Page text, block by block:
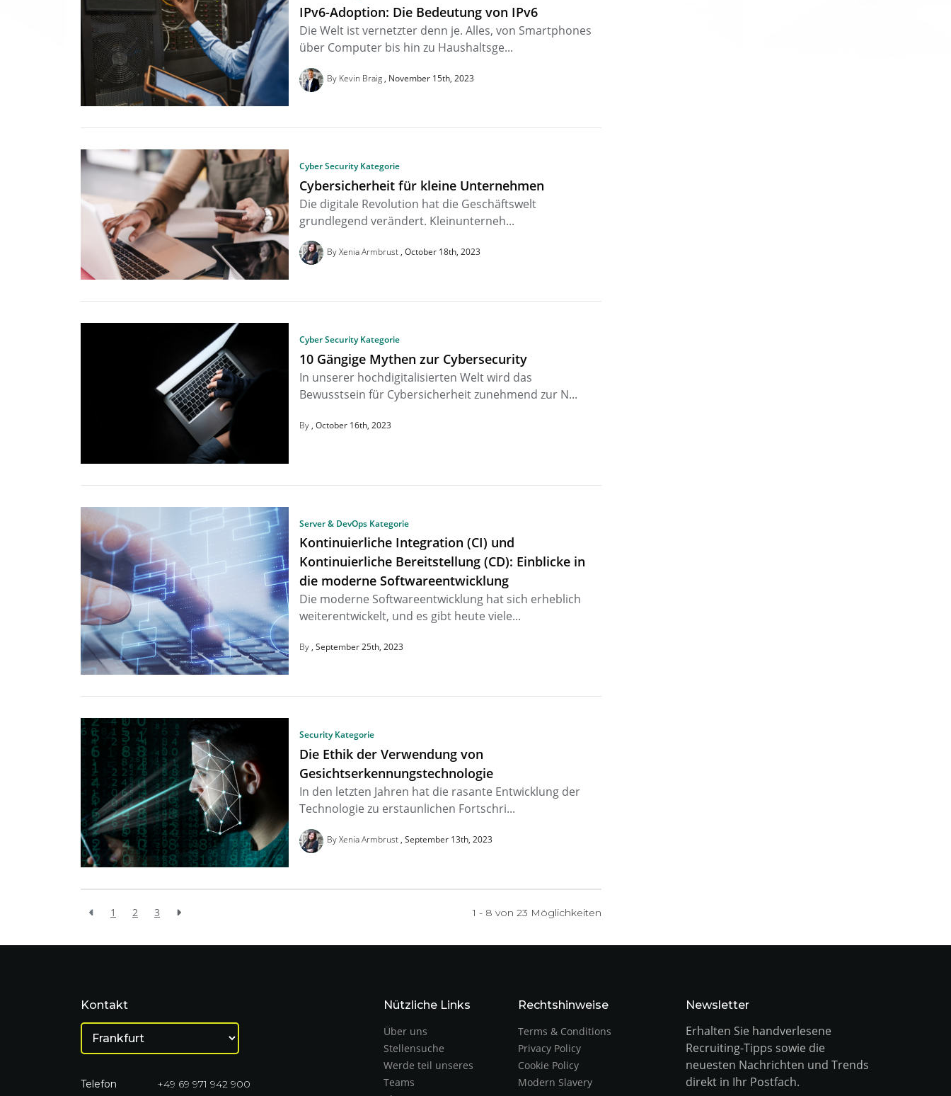
IPv6-Adoption: Die Bedeutung von IPv6
Die Welt ist vernetzter denn je. Alles, von Smartphones
über Computer bis hin zu Haushaltsge...
By Kevin Braig November 15th, 2023
Cyber Security Kategorie
Cybersicherheit für kleine Unternehmen
Die digitale Revolution hat die Geschäftswelt
grundlegend verändert. Kleinunterneh...
By Xenia Armbrust October 18th, 2023
Cyber Security Kategorie
10 Gängige Mythen zur Cybersecurity
In unserer hochdigitalisierten Welt wird das
Bewusstsein für Cybersicherheit zunehmend zur N...
By October 16th, 2023
Server & DevOps Kategorie
Kontinuierliche Integration (CI) und
Kontinuierliche Bereitstellung (CD): Einblicke in
die moderne Softwareentwicklung
Die moderne Softwareentwicklung hat sich erheblich
weiterentwickelt, und es gibt heute viele...
By September 25th, 2023
Security Kategorie
Die Ethik der Verwendung von
Gesichtserkennungstechnologie
In den letzten Jahren hat die rasante Entwicklung der
Technologie zu erstaunlichen Fortschri...
By Xenia Armbrust September 13th, 2023
1 2 3 1 - 8 von 23 Möglichkeiten
Kontakt
Telefon +49 69 971 942 900
Nützliche Links
Über uns
Stellensuche
Werde teil unseres
Teams
Rechtshinweise
Terms & Conditions
Privacy Policy
Cookie Policy
Modern Slavery
Newsletter
Erhalten Sie handverlesene
Recruiting-Tipps sowie die
neuesten Nachrichten und Trends
direkt in Ihr Postfach.